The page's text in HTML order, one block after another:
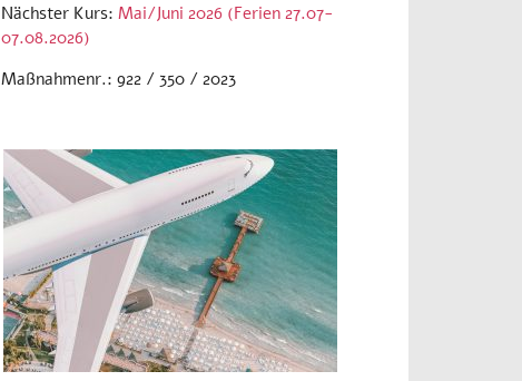
Nächster Kurs: Mai/Juni 2026 (Ferien 27.07-
07.08.2026)
Maßnahmenr.: 922 / 350 / 2023